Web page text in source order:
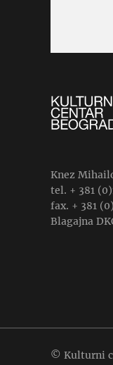
Knez
tel. + 381
fax. + 381
Blagajna
© Kulturni